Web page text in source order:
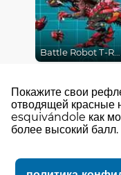
Battle Robot T-Rex Age
Покажите свои
отводящей красные
esquivándole как
более высокий балл.